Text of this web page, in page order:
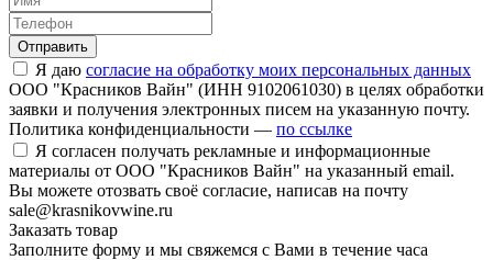
Отправить
Я даю согласие на обработку моих персональных данных
ООО "Красников Вайн" (ИНН 9102061030) в целях обработки
заявки и получения электронных писем на указанную почту.
Политика конфиденциальности — по ссылке
Я согласен получать рекламные и информационные
материалы от ООО "Красников Вайн" на указанный email.
Вы можете отозвать своё согласие, написав на почту
sale@krasnikovwine.ru
Заказать товар
Заполните форму и мы свяжемся с Вами в течение часа